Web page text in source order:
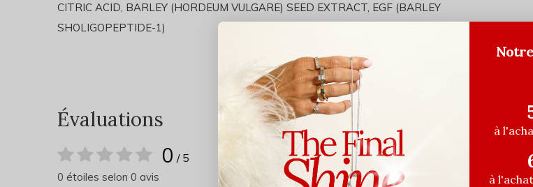
CITRIC ACID, BARLEY (HORDEUM VULGARE) SEED EXTRACT, EGF (BARLEY
SHOLIGOPEPTIDE-1)
Évaluations
0 / 5
0 étoiles selon 0 avis
à
à